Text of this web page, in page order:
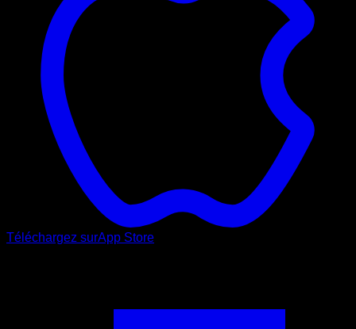
Téléchargez surApp Store